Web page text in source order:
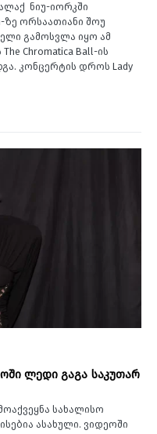
ნიუ-იორკში
ზე ორსაათიანი შოუ
გამოსვლა იყო ამ
Chromatica Ball-ის
კონცერტის დროს Lady
ლედი გაგა საკუთარ
სახალისო
ასახული. ვიდეოში